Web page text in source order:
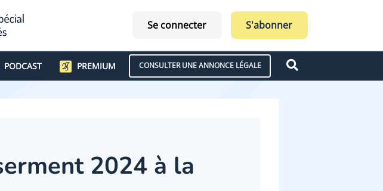
Se connecter S'abonner
PODCAST PREMIUM CONSULTER UNE ANNONCE LÉGALE
2024 à la